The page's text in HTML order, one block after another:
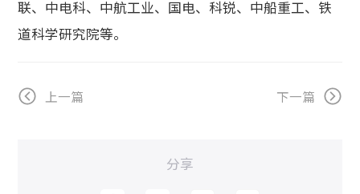
联、中电科、中航工业、国电、科锐、中船重工、铁
道科学研究院等。
上一篇 下一篇
分享